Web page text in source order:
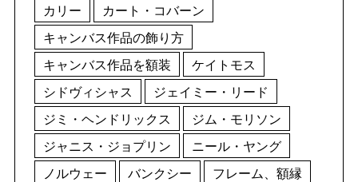
カリー
カート・コバーン
キャンバス作品の飾り方
キャンバス作品を額装
ケイトモス
シドヴィシャス
ジェイミー・リード
ジミ・ヘンドリックス
ジム・モリソン
ジャニス・ジョプリン
ニール・ヤング
ノルウェー
バンクシー
フレーム、額縁